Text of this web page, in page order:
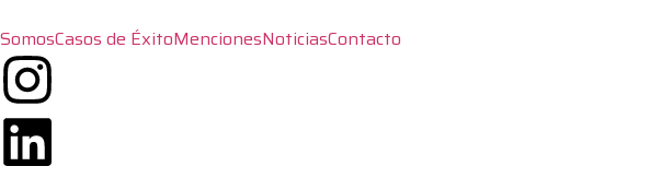
SomosCasos de ÉxitoMencionesNoticiasContacto